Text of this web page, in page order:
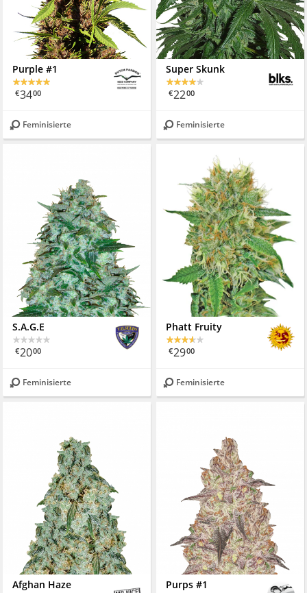
Purple #1
€3400
Feminisierte
Super Skunk
€2200
Feminisierte
S.A.G.E
€2000
Feminisierte
Phatt Fruity
€2900
Feminisierte
Afghan Haze Purps #1